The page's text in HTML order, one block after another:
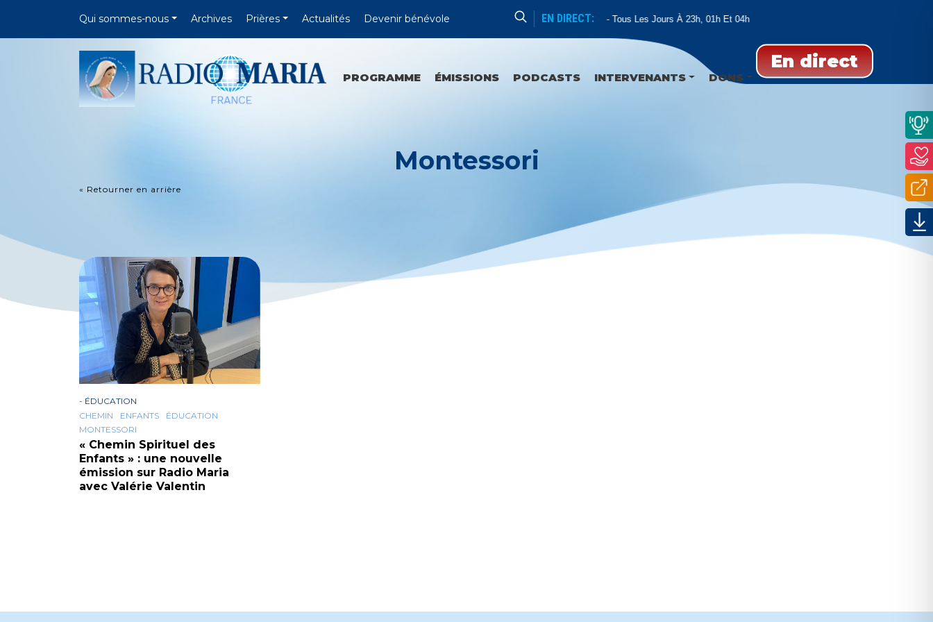
Qui sommes-nous Archives Prières Actualités Devenir bénévole EN DIRECT:
Enseignement Tous Les Jours À 23h, 01h Et 04h
En direct
PROGRAMME ÉMISSIONS PODCASTS INTERVENANTS DONS
Montessori
« Retourner en arrière
- ÉDUCATION
CHEMIN
ENFANTS
ÉDUCATION
MONTESSORI
« Chemin Spirituel des
Enfants » : une nouvelle
émission sur Radio Maria
avec Valérie Valentin